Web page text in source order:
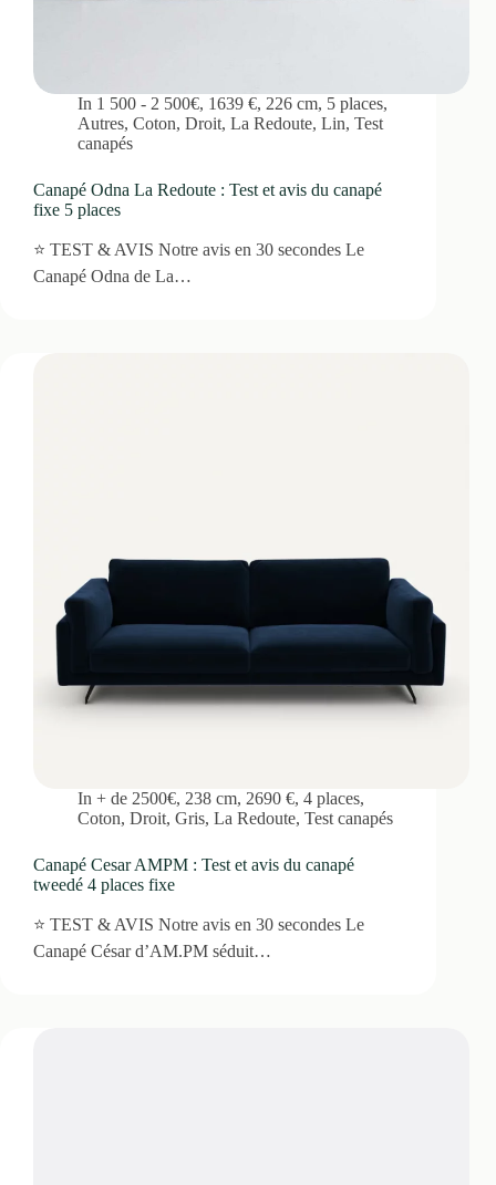
In 1 500 - 2 500€, 1639 €,226 cm, 5 places,
Autres, Coton, Droit, La Redoute, Lin, Test
canapés
Canapé Odna La Redoute : Test et avis du canapé
fixe 5 places
⭐ TEST & AVIS Notre avis en 30 secondes Le
Canapé Odna de La…
In + de 2500€,238 cm,2690 €,4 places,
Coton, Droit, Gris, La Redoute, Test canapés
Canapé Cesar AMPM : Test et avis du canapé
tweedé 4 places fixe
⭐ TEST & AVIS Notre avis en 30 secondes Le
Canapé César d’AM.PM séduit…